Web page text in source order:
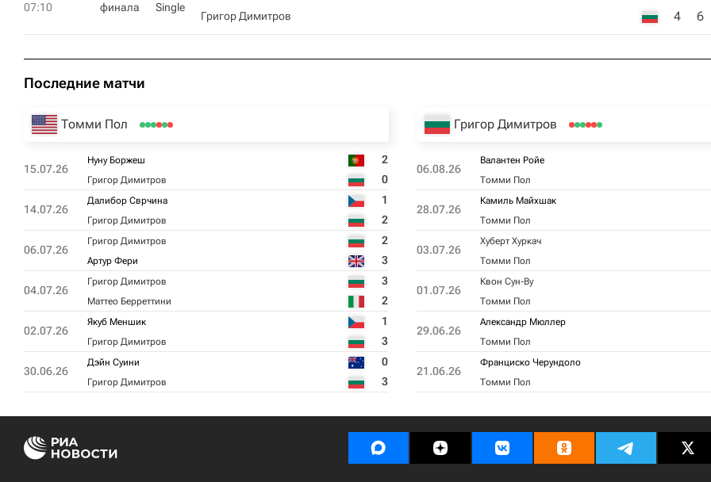
07:10
финала
Single
Григор Димитров 4 6
Последние матчи
Томми Пол
15.07.26
Нуну Боржеш 2
Григор Димитров 0
14.07.26
Далибор Сврчина 1
Григор Димитров 2
06.07.26
Григор Димитров 2
Артур Фери 3
04.07.26
Григор Димитров 3
Маттео Берреттини 2
02.07.26
Якуб Меншик 1
Григор Димитров 3
30.06.26
Дэйн Суини 0
Григор Димитров 3
Григор Димитров
06.08.26
Валантен Ройе
Томми Пол
28.07.26
Камиль Майхшак
Томми Пол
03.07.26
Хуберт Хуркач
Томми Пол
01.07.26
Квон Сун-Ву
Томми Пол
29.06.26
Александр Мюллер
Томми Пол
21.06.26
Франциско Черундоло
Томми Пол